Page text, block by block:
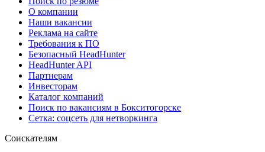
О компании
Наши вакансии
Реклама на сайте
Требования к ПО
Безопасный HeadHunter
HeadHunter API
Партнерам
Инвесторам
Каталог компаний
Поиск по вакансиям в Бокситогорске
Сетка: соцсеть для нетворкинга
Соискателям